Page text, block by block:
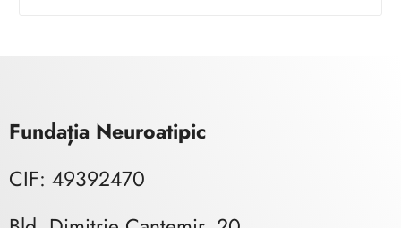
Fundația Neuroatipic
CIF: 49392470